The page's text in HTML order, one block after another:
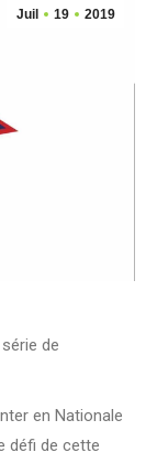
Juil 19 2019
de
en Nationale
défi de cette